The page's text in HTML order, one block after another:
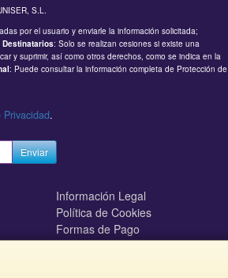
S.L.
por el usuario y enviarle la información solicitada;
Destinatarios: Solo se realizan cesiones si existe una
y suprimir, así como otros derechos, como se indica en la
: Puede consultar la información completa de Protección de
.
Enviar
Información Legal
Política de Cookies
Formas de Pago